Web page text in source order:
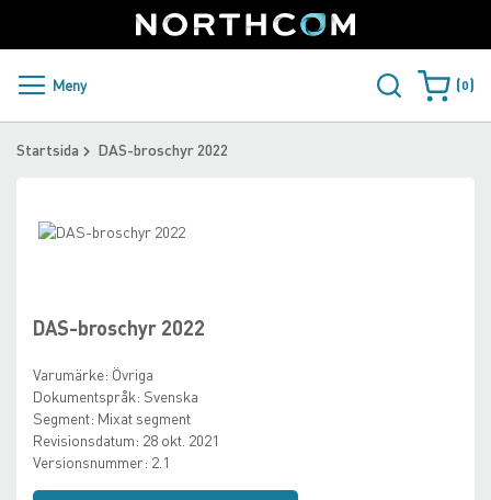
to
Content
Sweden
PRODUKTER OCH LÖSNINGAR
ÅTERFÖRSÄLJARE
Meny Varukorgen
0
Startsida DAS-broschyr 2022
DAS-broschyr 2022
Varumärke: Övriga
Dokumentspråk: Svenska
Segment: Mixat segment
Revisionsdatum: 28 okt. 2021
Versionsnummer: 2.1
Skip
of
the
gallery
beginning
of
images
gallery